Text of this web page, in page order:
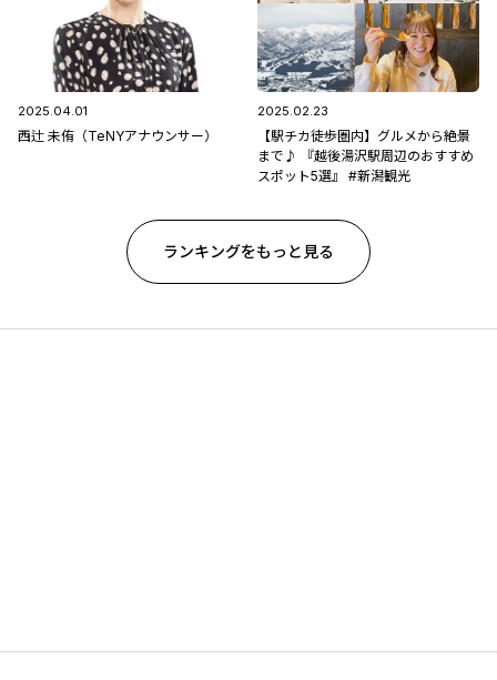
2025.04.01
西辻 未侑（TeNYアナウンサー）
2025.02.23
【駅チカ徒歩圏内】グルメから絶景
まで♪ 『越後湯沢駅周辺のおすすめ
スポット5選』 #新潟観光
ランキングをもっと見る